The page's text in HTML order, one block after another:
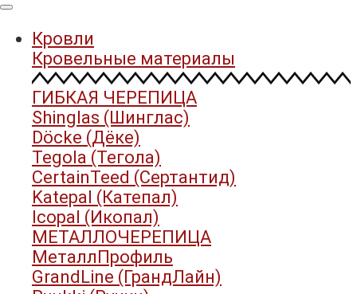
Кровли
Кровельные материалы
ГИБКАЯ ЧЕРЕПИЦА
Shinglas (Шинглас)
Döcke (Дёке)
Tegola (Тегола)
CertainTeed (Сертантид)
Katepal (Катепал)
Icopal (Икопал)
МЕТАЛЛОЧЕРЕПИЦА
МеталлПрофиль
GrandLine (ГрандЛайн)